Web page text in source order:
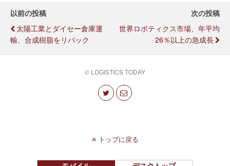
以前の投稿
太陽工業とダイセー倉庫運
輸、合成樹脂をリパック
次の投稿
世界ロボティクス市場、年平均
26％以上の急成長
© LOGISTICS TODAY
トップに戻る